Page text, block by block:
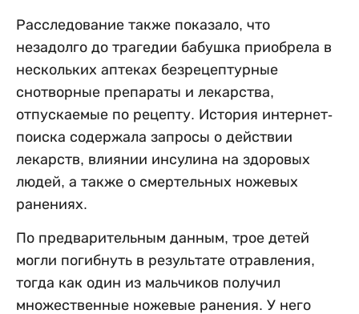
Расследование также показало, что
незадолго до трагедии бабушка приобрела в
нескольких аптеках безрецептурные
снотворные препараты и лекарства,
отпускаемые по рецепту. История интернет-
поиска содержала запросы о действии
лекарств, влиянии инсулина на здоровых
людей, а также о смертельных ножевых
ранениях.
По предварительным данным, трое детей
могли погибнуть в результате отравления,
тогда как один из мальчиков получил
множественные ножевые ранения. У него